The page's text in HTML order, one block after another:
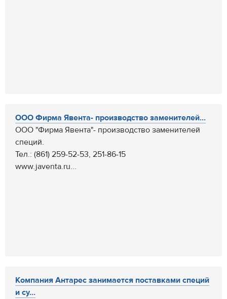
ООО Фирма Явента- производство заменителей...
ООО "Фирма Явента"- производство заменителей
специй.
Тел.: (861) 259-52-53, 251-86-15
www.javenta.ru...
Компания Антарес занимается поставками специй
и су...